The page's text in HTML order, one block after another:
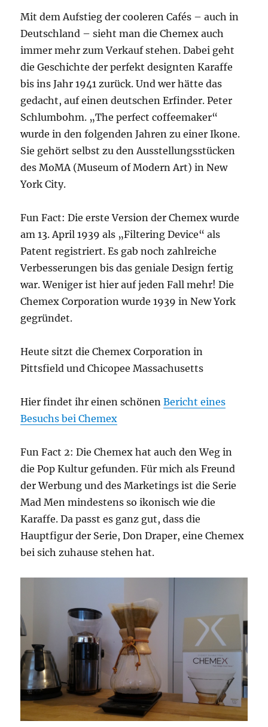
Mit dem Aufstieg der cooleren Cafés – auch in
Deutschland – sieht man die Chemex auch
immer mehr zum Verkauf stehen. Dabei geht
die Geschichte der perfekt designten Karaffe
bis ins Jahr 1941 zurück. Und wer hätte das
gedacht, auf einen deutschen Erfinder. Peter
Schlumbohm. „The perfect coffeemaker“
wurde in den folgenden Jahren zu einer Ikone.
Sie gehört selbst zu den Ausstellungsstücken
des MoMA (Museum of Modern Art) in New
York City.
Fun Fact: Die erste Version der Chemex wurde
am 13. April 1939 als „Filtering Device“ als
Patent registriert. Es gab noch zahlreiche
Verbesserungen bis das geniale Design fertig
war. Weniger ist hier auf jeden Fall mehr! Die
Chemex Corporation wurde 1939 in New York
gegründet.
Heute sitzt die Chemex Corporation in
Pittsfield und Chicopee Massachusetts
Hier findet ihr einen schönenBericht eines
Besuchs bei Chemex
Fun Fact 2: Die Chemex hat auch den Weg in
die Pop Kultur gefunden. Für mich als Freund
der Werbung und des Marketings ist die Serie
Mad Men mindestens so ikonisch wie die
Karaffe. Da passt es ganz gut, dass die
Hauptfigur der Serie, Don Draper, eine Chemex
bei sich zuhause stehen hat.